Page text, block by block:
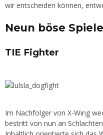
wir entscheiden können,
Neun böse Spiele
TIE Fighter
Im Nachfolger von X-Wing
bestritt von nun an